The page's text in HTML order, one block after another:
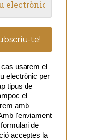
usarem el
electrònic per
tipus de
el
amb
l'enviament
de
acceptes la